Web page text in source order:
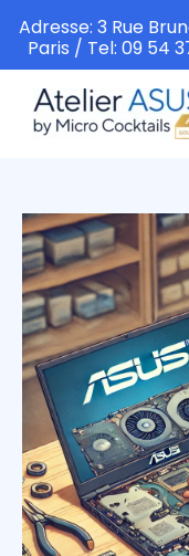
contenu
Adresse: 3 Rue
Paris / Tel: 09 54